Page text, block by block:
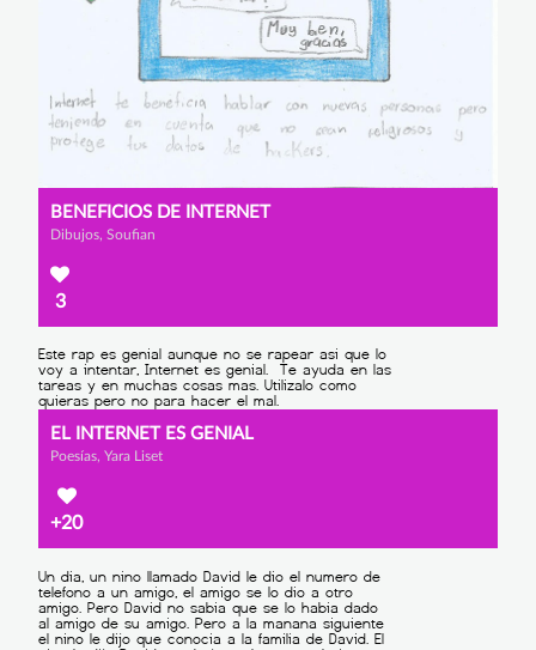
BENEFICIOS DE INTERNET
Dibujos, Soufian
3
EL INTERNET ES GENIAL
Poesías, Yara Liset
+20